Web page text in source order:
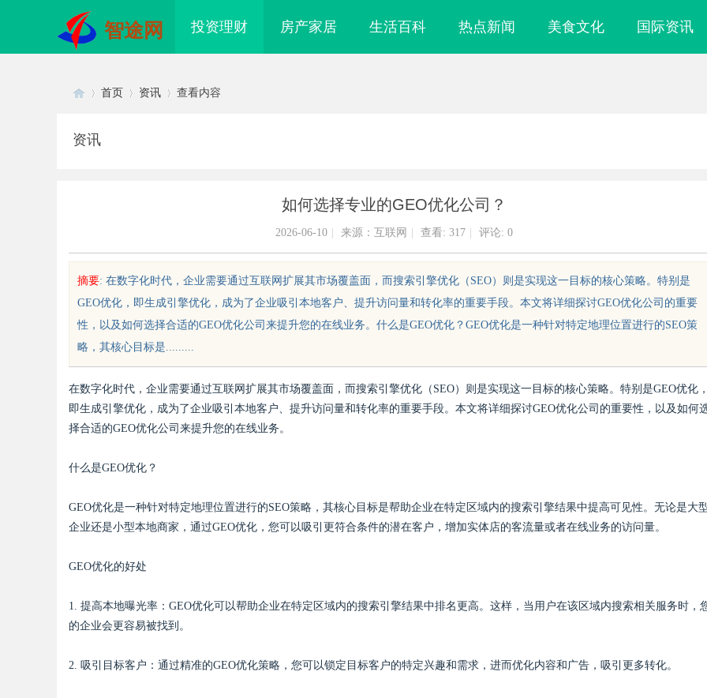
智途网 投资理财 房产家居 生活百科 热点新闻 美食文化 国际资讯
sc
uz
!
首页 资讯 查看内容
资讯
如何选择专业的GEO优化公司？
2026-06-10 来源：互联网 查看: 317 评论: 0
摘要: 在数字化时代，企业需要通过互联网扩展其市场覆盖面，而搜索引擎优化（SEO）则是实现这一目标的核心策略。特别是
GEO优化，即生成引擎优化，成为了企业吸引本地客户、提升访问量和转化率的重要手段。本文将详细探讨GEO优化公司的重要
性，以及如何选择合适的GEO优化公司来提升您的在线业务。什么是GEO优化？GEO优化是一种针对特定地理位置进行的SEO策
略，其核心目标是.........
在数字化时代，企业需要通过互联网扩展其市场覆盖面，而搜索引擎优化（SEO）则是实现这一目标的核心策略。特别是GEO优化
即生成引擎优化，成为了企业吸引本地客户、提升访问量和转化率的重要手段。本文将详细探讨GEO优化公司的重要性，以及如何
择合适的GEO优化公司来提升您的在线业务。
什么是GEO优化？
GEO优化是一种针对特定地理位置进行的SEO策略，其核心目标是帮助企业在特定区域内的搜索引擎结果中提高可见性。无论是大
企业还是小型本地商家，通过GEO优化，您可以吸引更符合条件的潜在客户，增加实体店的客流量或者在线业务的访问量。
GEO优化的好处
1. 提高本地曝光率：GEO优化可以帮助企业在特定区域内的搜索引擎结果中排名更高。这样，当用户在该区域内搜索相关服务时，
的企业会更容易被找到。
2. 吸引目标客户：通过精准的GEO优化策略，您可以锁定目标客户的特定兴趣和需求，进而优化内容和广告，吸引更多转化。
析蚂蚁影视：打造优质观影体
的在线宝库 的优质观看平台